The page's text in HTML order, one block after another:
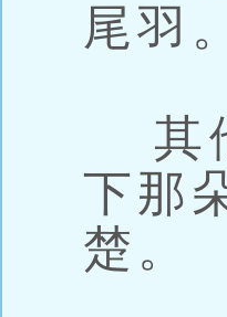
尾羽。
其
下那
楚。